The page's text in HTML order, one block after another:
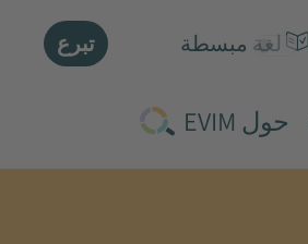
حول EVIM
لغة مبسطة تبرع